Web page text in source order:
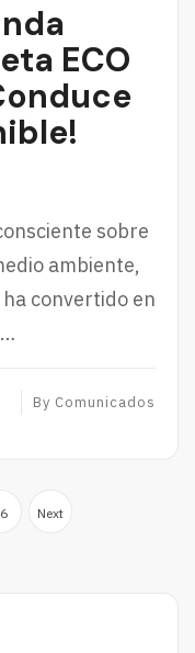
ECO
sobre
ambiente,
convertido en
By Comunicados
Next